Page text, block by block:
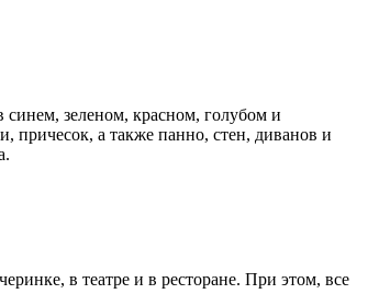
синем, зеленом, красном, голубом и
причесок, а также панно, стен, диванов и
в театре и в ресторане. При этом, все